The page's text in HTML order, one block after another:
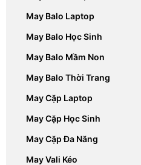
May Balo Laptop
May Balo Học Sinh
May Balo Mầm Non
May Balo Thời Trang
May Cặp Laptop
May Cặp Học Sinh
May Cặp Đa Năng
May Vali Kéo